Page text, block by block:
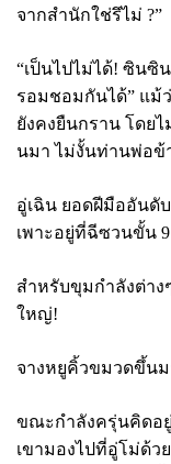
จากสำนักใช่รึไม่ ?”
“เป็นไปไม่ได้! ซินซิ
รอมชอมกันได้” แม้
ยังคงยืนกราน โดย
นมา ไม่งั้นท่านพ่อข้
อู่เฉิน ยอดฝีมืออันดั
เพาะอยู่ที่ฉีซวนขั้น
สำหรับขุมกำลังต่าง
ใหญ่!
จางหยูคิ้วขมวดขึ้นม
ขณะกำลังครุ่นคิดอ
เขามองไปที่อู่โม่ด้ว